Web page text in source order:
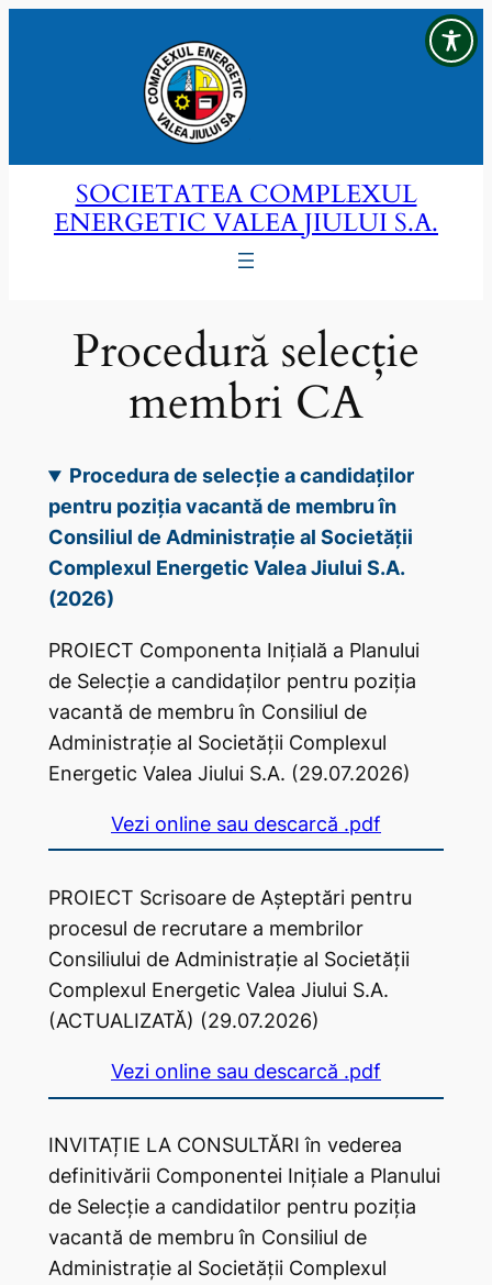
SOCIETATEA COMPLEXUL
ENERGETIC VALEA JIULUI S.A.
Procedură selecție
membri CA
Procedura de selecție a candidaților
pentru poziția vacantă de membru în
Consiliul de Administrație al Societății
Complexul Energetic Valea Jiului S.A.
(2026)
PROIECT Componenta Inițială a Planului
de Selecție a candidaților pentru poziția
vacantă de membru în Consiliul de
Administrație al Societății Complexul
Energetic Valea Jiului S.A. (29.07.2026)
Vezi online sau descarcă .pdf
PROIECT Scrisoare de Așteptări pentru
procesul de recrutare a membrilor
Consiliului de Administrație al Societății
Complexul Energetic Valea Jiului S.A.
(ACTUALIZATĂ) (29.07.2026)
Vezi online sau descarcă .pdf
INVITAȚIE LA CONSULTĂRI în vederea
definitivării Componentei Inițiale a Planului
de Selecție a candidatilor pentru poziția
vacantă de membru în Consiliul de
Administrație al Societății Complexul